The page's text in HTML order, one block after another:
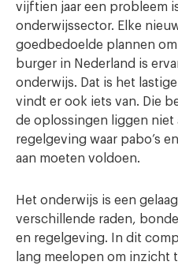
vijftien jaar een probleem
onderwijssector. Elke
goedbedoelde plannen
burger in Nederland is
onderwijs. Dat is het
vindt er ook iets van. Die
de oplossingen liggen niet
regelgeving waar pabo’s
aan moeten voldoen.
Het onderwijs is een
verschillende raden,
en regelgeving. In dit
lang meelopen om inzicht